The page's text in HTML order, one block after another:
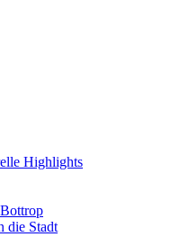
Highlights
die Stadt